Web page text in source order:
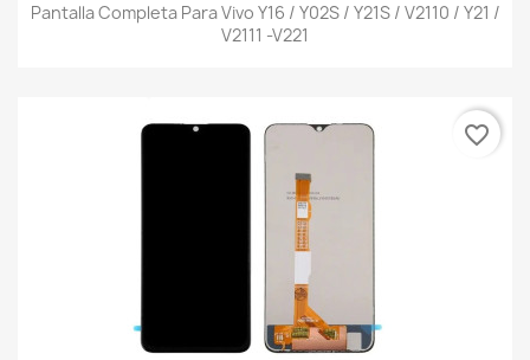
Pantalla Completa Para Vivo Y16 / Y02S / Y21S / V2110 / Y21 /
V2111 -V221
favorite_border